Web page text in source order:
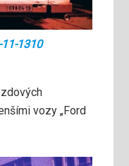
1310
vozy „Ford